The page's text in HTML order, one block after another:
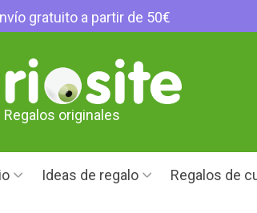
gratuito a partir de 50€
Regalos originales
Ideas de regalo Regalos de